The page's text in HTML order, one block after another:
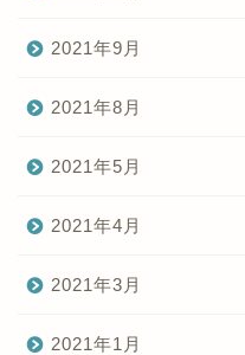
2021年9月
2021年8月
2021年5月
2021年4月
2021年3月
2021年1月